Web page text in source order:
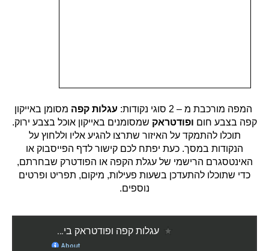
המפה מורכבת מ – 2 סוגי נקודות: עגלות קפה מסומן באייקון
קפה בצבע חום ופודטראק שמסומנים באייקון אוכל בצבע ירוק.
תוכלו להתמקד על האיזור שתרצו להגיע אליו וללחוץ על
הנקודות במסך. כעת יפתח לכם קישור לדף הפייסבוק או
האינטסגרם הרישמי של עגלת הקפה או הפודטרק שבחרתם,
כדי שתוכלו להתעדכן בשעות פעילות, מיקום, תפריט ופרטים
נוספים.